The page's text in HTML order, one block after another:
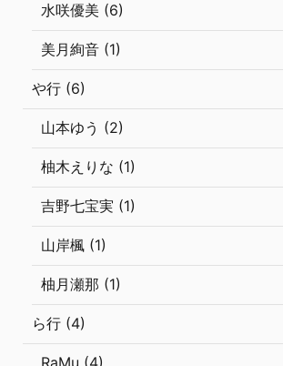
水咲優美 (6)
美月絢音 (1)
や行 (6)
山本ゆう (2)
柚木えりな (1)
吉野七宝実 (1)
山岸楓 (1)
柚月瀬那 (1)
ら行 (4)
RaMu (4)